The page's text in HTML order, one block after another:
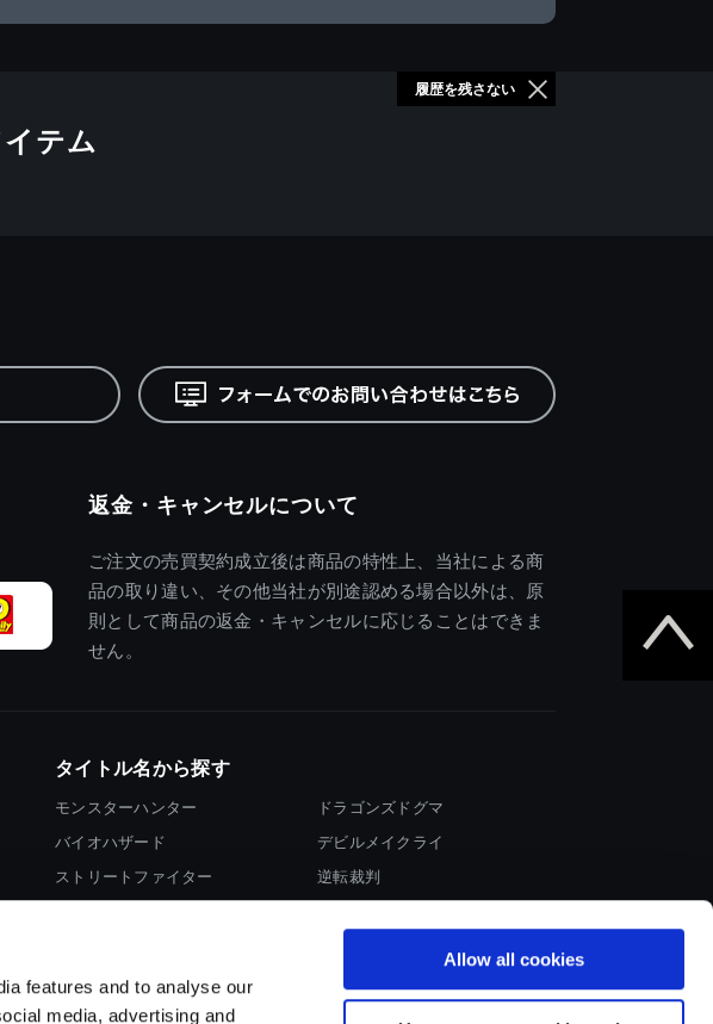
features and to analyse our
media, advertising and
Allow all cookies
テム
履歴を残さない
返金・キャンセルについて
ご注文の売買契約成立後は商品の特性上、当社による商
品の取り違い、その他当社が別途認める場合以外は、原
則として商品の返金・キャンセルに応じることはできま
せん。
タイトル名から探す
モンスターハンター
バイオハザード
ストリートファイター
ドラゴンズドグマ
デビルメイクライ
逆転裁判